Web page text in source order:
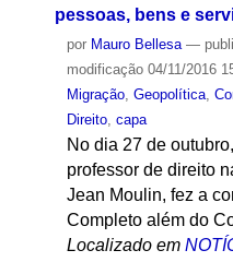
pessoas, bens e
por Mauro Bellesa —
modificação04/11/2016
Migração, Geopolítica,
Direito, capa
No dia 27 de
professor de direito
Jean Moulin, fez a
Completo além do
Localizado em